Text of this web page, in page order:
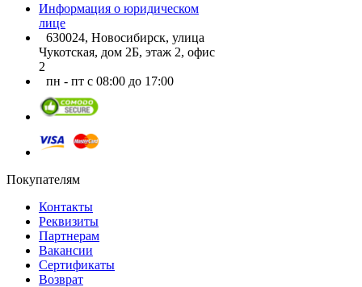
Информация о юридическом
лице
630024, Новосибирск, улица
Чукотская, дом 2Б, этаж 2, офис
2
пн - пт с 08:00 до 17:00
Покупателям
Контакты
Реквизиты
Партнерам
Вакансии
Сертификаты
Возврат